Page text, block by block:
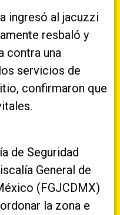
ingresó al jacuzzi
resbaló y
contra una
servicios de
confirmaron que
de Seguridad
General de
(FGJCDMX)
la zona e